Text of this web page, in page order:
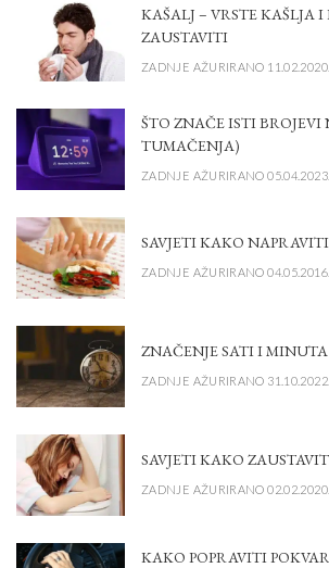
KAŠALJ – VRSTE KAŠLJA
ZAUSTAVITI
ZADNJE AŽURIRANO 11.02.2020.
ŠTO ZNAČE ISTI BROJEVI
TUMAČENJA)
ZADNJE AŽURIRANO 05.04.2023.
SAVJETI KAKO
ZADNJE AŽURIRANO 04.05.2016.
ZNAČENJE SATI I
ZADNJE AŽURIRANO 31.10.2022.
SAVJETI KAKO
ZADNJE AŽURIRANO 02.02.2020.
KAKO POPRAVITI